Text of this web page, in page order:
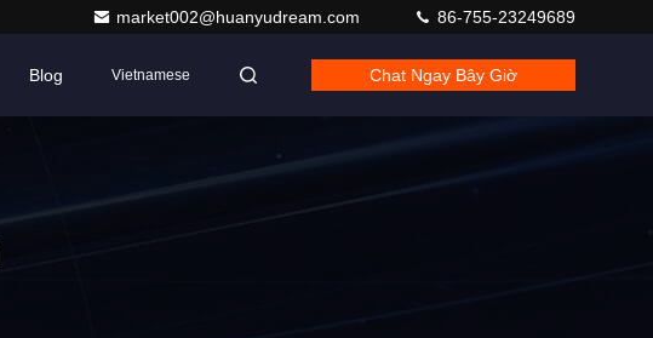
market002@huanyudream.com 86-755-23249689
Blog Vietnamese Chat Ngay Bây Giờ